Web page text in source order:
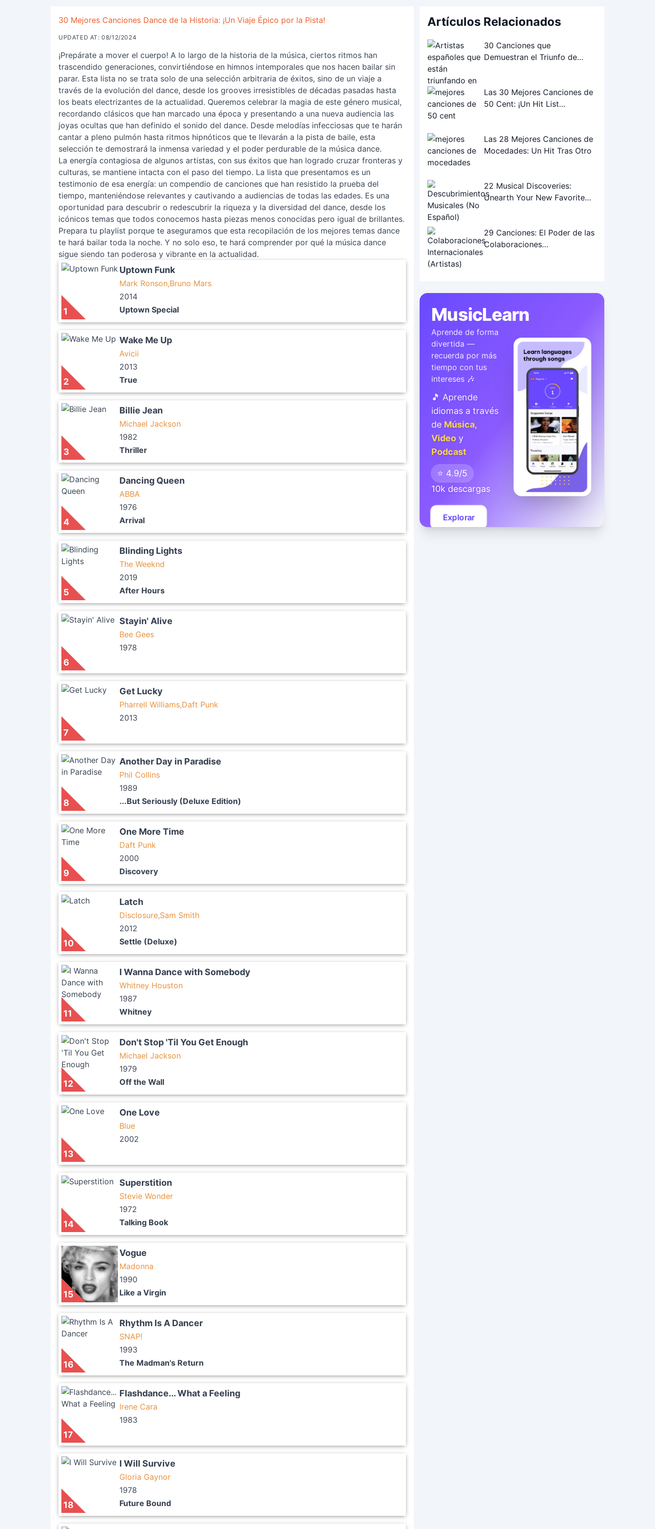
30 Mejores Canciones Dance de la Historia: ¡Un Viaje Épico por la Pista!
UPDATED AT: 08/12/2024
¡Prepárate a mover el cuerpo! A lo largo de la historia de la música, ciertos ritmos han
trascendido generaciones, convirtiéndose en himnos intemporales que nos hacen bailar sin
parar. Esta lista no se trata solo de una selección arbitraria de éxitos, sino de un viaje a
través de la evolución del dance, desde los grooves irresistibles de décadas pasadas hasta
los beats electrizantes de la actualidad. Queremos celebrar la magia de este género musical,
recordando clásicos que han marcado una época y presentando a una nueva audiencia las
joyas ocultas que han definido el sonido del dance. Desde melodías infecciosas que te harán
cantar a pleno pulmón hasta ritmos hipnóticos que te llevarán a la pista de baile, esta
selección te demostrará la inmensa variedad y el poder perdurable de la música dance.
La energía contagiosa de algunos artistas, con sus éxitos que han logrado cruzar fronteras y
culturas, se mantiene intacta con el paso del tiempo. La lista que presentamos es un
testimonio de esa energía: un compendio de canciones que han resistido la prueba del
tiempo, manteniéndose relevantes y cautivando a audiencias de todas las edades. Es una
oportunidad para descubrir o redescubrir la riqueza y la diversidad del dance, desde los
icónicos temas que todos conocemos hasta piezas menos conocidas pero igual de brillantes.
Prepara tu playlist porque te aseguramos que esta recopilación de los mejores temas dance
te hará bailar toda la noche. Y no solo eso, te hará comprender por qué la música dance
sigue siendo tan poderosa y vibrante en la actualidad.
1
Uptown Funk
Mark Ronson,Bruno Mars
2014
Uptown Special
2
Wake Me Up
Avicii
2013
True
3
Billie Jean
Michael Jackson
1982
Thriller
4
Dancing Queen
ABBA
1976
Arrival
5
Blinding Lights
The Weeknd
2019
After Hours
6
Stayin' Alive
Bee Gees
1978
7
Get Lucky
Pharrell Williams,Daft Punk
2013
8
Another Day in Paradise
Phil Collins
1989
...But Seriously (Deluxe Edition)
9
One More Time
Daft Punk
2000
Discovery
10
Latch
Disclosure,Sam Smith
2012
Settle (Deluxe)
11
I Wanna Dance with Somebody
Whitney Houston
1987
Whitney
12
Don't Stop 'Til You Get Enough
Michael Jackson
1979
Off the Wall
13
One Love
Blue
2002
14
Superstition
Stevie Wonder
1972
Talking Book
15
Vogue
Madonna
1990
Like a Virgin
16
Rhythm Is A Dancer
SNAP!
1993
The Madman's Return
17
Flashdance... What a Feeling
Irene Cara
1983
18
I Will Survive
Gloria Gaynor
1978
Future Bound
Artículos Relacionados
30 Canciones que
Demuestran el Triunfo de
Las 30 Mejores Canciones de
50 Cent: ¡Un Hit List
Las 28 Mejores Canciones de
Mocedades: Un Hit Tras Otro
22 Musical Discoveries:
Unearth Your New Favorite
29 Canciones: El Poder de las
Colaboraciones
MusicLearn
Aprende de forma
divertida —
recuerda por más
tiempo con tus
intereses 🎶
🎵 Aprende
idiomas a través
de Música,
Video y
Podcast
⭐ 4.9/5
10k descargas
Explorar